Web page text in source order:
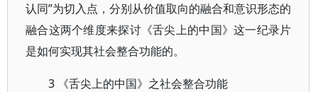
认同”为切入点，分别从价值取向的融合和意识形态的
融合这两个维度来探讨《舌尖上的中国》这一纪录片
是如何实现其社会整合功能的。
3 《舌尖上的中国》之社会整合功能